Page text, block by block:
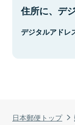
日本郵便トップ
住所に、デ
デジタルアドレ